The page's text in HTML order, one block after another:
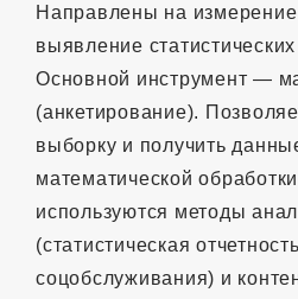
Направлены на
выявление
Основной инструмент —
(анкетирование).
выборку и получить
математической
используются методы
(статистическая
соцобслуживания) и